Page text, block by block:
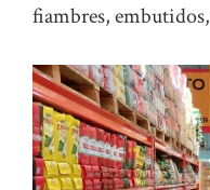
fiambres,